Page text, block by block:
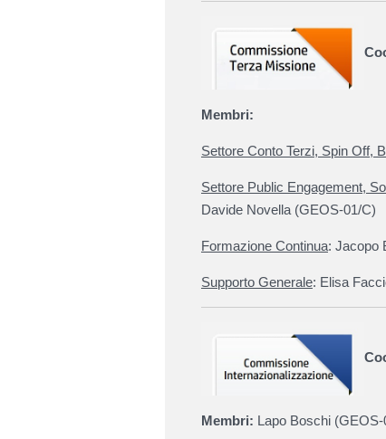
Membri:
Settore Conto Terzi, Spin Off,
Settore Public Engagement,
Davide Novella (GEOS-01/C)
Formazione Continua: Jacopo
Supporto Generale: Elisa
Membri: Lapo Boschi (GEOS-